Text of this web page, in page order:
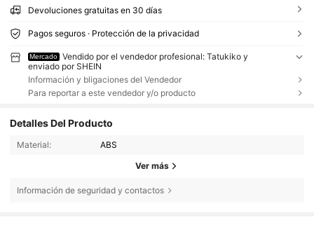
Devoluciones gratuitas en 30 días
Pagos seguros · Protección de la privacidad
Mercado
Vendido por el vendedor profesional: Tatukiko y
enviado por SHEIN
Información y bligaciones del Vendedor
Para reportar a este vendedor y/o producto
Detalles Del Producto
Material: ABS
Ver más
Información de seguridad y contactos